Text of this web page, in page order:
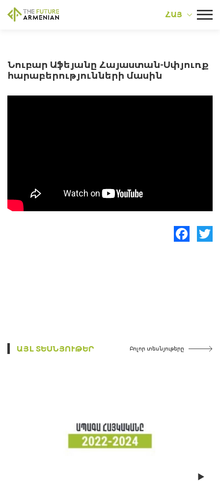
ՀԱՅ
Նուբար Աֆեյանը Հայաստան-Սփյուռք
հարաբերությունների մասին
ԱՅԼ ՏԵՍՆՅՈՒԹԵՐ Բոլոր տեսնյութերը